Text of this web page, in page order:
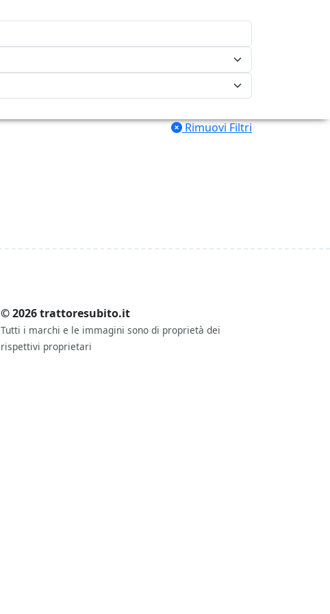
Rimuovi Filtri
© 2026 trattoresubito.it
Tutti i marchi e le immagini sono di proprietà dei
rispettivi proprietari